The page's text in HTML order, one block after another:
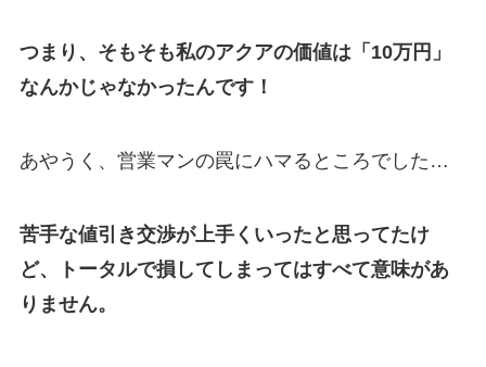
つまり、そもそも私のアクアの価値は「10万円 」
なんかじゃなかったんです！
あやうく、営業マンの罠にハマるところでした…
苦手な値引き交渉が上手くいったと思ってたけ
ど、トータルで損してしまってはすべて意味があ
りません。